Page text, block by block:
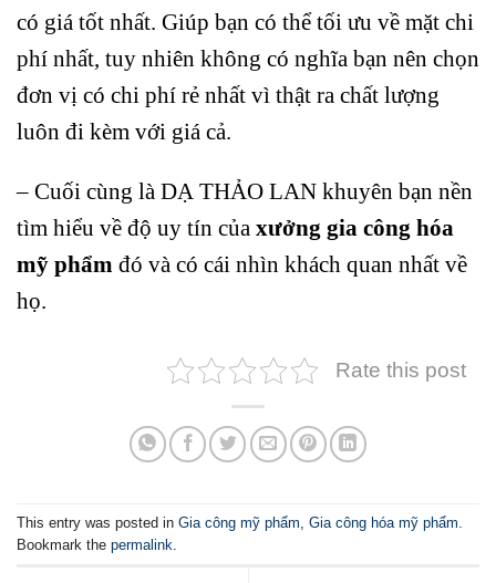
có giá tốt nhất. Giúp bạn có thể tối ưu về mặt chi
phí nhất, tuy nhiên không có nghĩa bạn nên chọn
đơn vị có chi phí rẻ nhất vì thật ra chất lượng
luôn đi kèm với giá cả.
– Cuối cùng là DẠ THẢO LAN khuyên bạn nền
tìm hiểu về độ uy tín của xưởng gia công hóa
mỹ phẩm đó và có cái nhìn khách quan nhất về
họ.
Rate this post
This entry was posted in Gia công mỹ phẩm Gia công hóa mỹ phẩm
Bookmark the permalink